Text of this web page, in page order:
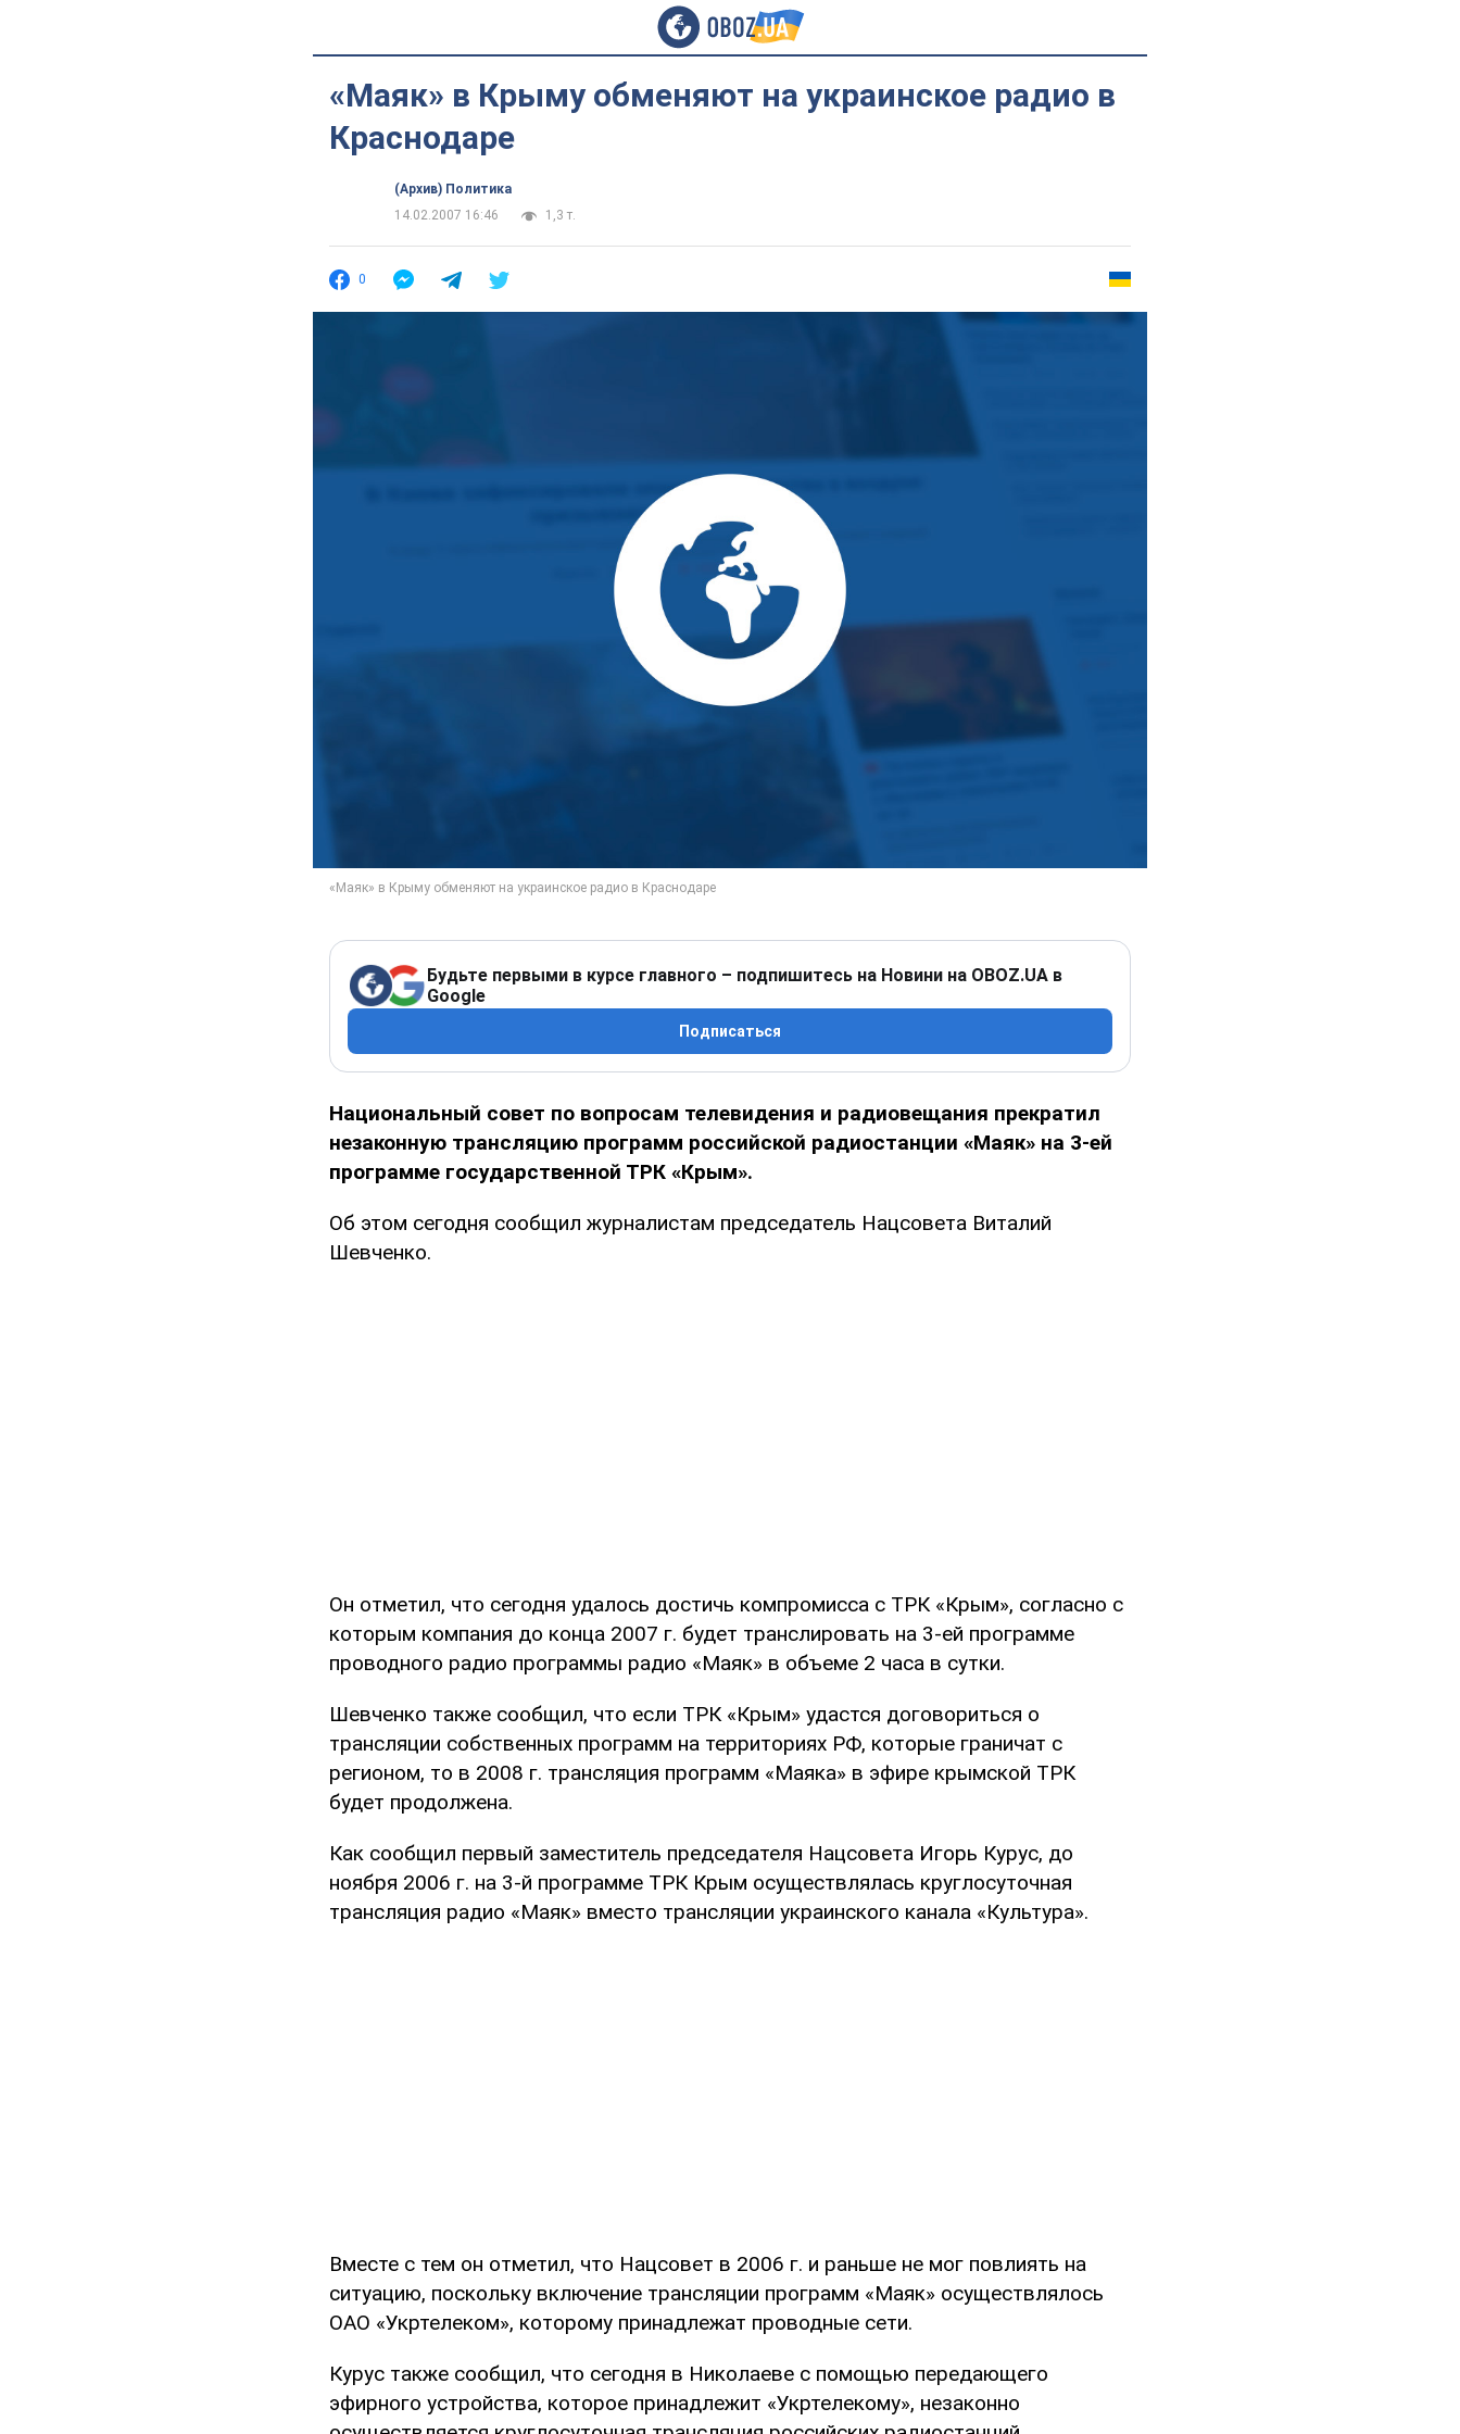
«Маяк» в Крыму обменяют на украинское радио в
Краснодаре
(Архив) Политика
14.02.2007 16:46
1,3 т.
0
Будьте первыми в курсе главного – подпишитесь на Новини на OBOZ.UA в
Google
Подписаться
Национальный совет по вопросам телевидения и радиовещания прекратил
незаконную трансляцию программ российской радиостанции «Маяк» на 3-ей
программе государственной ТРК «Крым».
Об этом сегодня сообщил журналистам председатель Нацсовета Виталий
Шевченко.
Он отметил, что сегодня удалось достичь компромисса с ТРК «Крым», согласно с
которым компания до конца 2007 г. будет транслировать на 3-ей программе
проводного радио программы радио «Маяк» в объеме 2 часа в сутки.
Шевченко также сообщил, что если ТРК «Крым» удастся договориться о
трансляции собственных программ на территориях РФ, которые граничат с
регионом, то в 2008 г. трансляция программ «Маяка» в эфире крымской ТРК
будет продолжена.
Как сообщил первый заместитель председателя Нацсовета Игорь Курус, до
ноября 2006 г. на 3-й программе ТРК Крым осуществлялась круглосуточная
трансляция радио «Маяк» вместо трансляции украинского канала «Культура».
Вместе с тем он отметил, что Нацсовет в 2006 г. и раньше не мог повлиять на
ситуацию, поскольку включение трансляции программ «Маяк» осуществлялось
ОАО «Укртелеком», которому принадлежат проводные сети.
Курус также сообщил, что сегодня в Николаеве с помощью передающего
эфирного устройства, которое принадлежит «Укртелекому», незаконно